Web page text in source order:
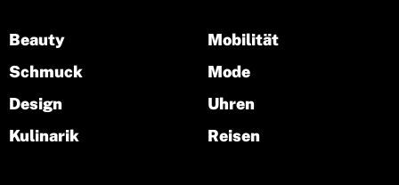
Beauty
Schmuck
Design
Kulinarik
Mobilität
Mode
Uhren
Reisen